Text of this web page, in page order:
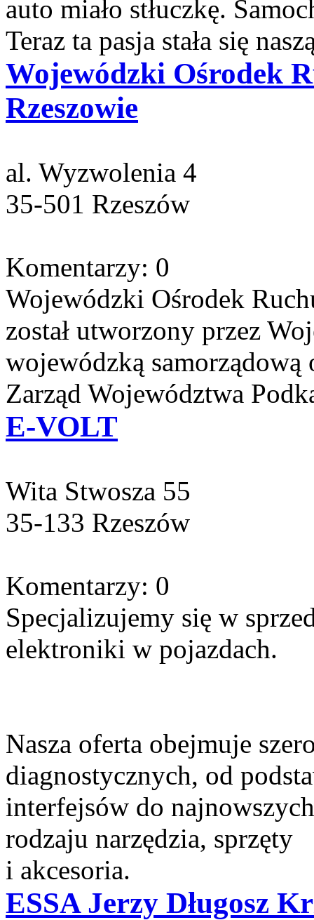
auto miało stłuczkę.
Teraz ta pasja stała się
Wojewódzki Ośrodek
Rzeszowie
al. Wyzwolenia 4
35-501 Rzeszów
Komentarzy: 0
Wojewódzki Ośrodek
został utworzony przez
wojewódzką samorządową
Zarząd Województwa
E-VOLT
Wita Stwosza 55
35-133 Rzeszów
Komentarzy: 0
Specjalizujemy się w
elektroniki w pojazdach.
Nasza oferta obejmuje
diagnostycznych, od
interfejsów do
rodzaju narzędzia, sprzęty
i akcesoria.
ESSA Jerzy Długosz